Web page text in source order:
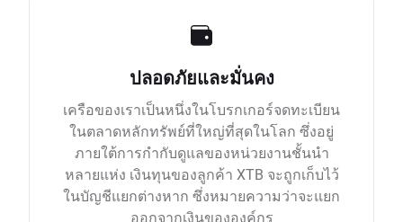
ปลอดภัยและมั่นคง
เครือของเราเป็นหนึ่งในโบรกเกอร์จดทะเบียน
ในตลาดหลักทรัพย์ที่ใหญ่ที่สุดในโลก ซึ่งอยู่
ภายใต้การกำกับดูแลของหน่วยงานชั้นนำ
หลายแห่ง เงินทุนของลูกค้า XTB จะถูกเก็บไว้
ในบัญชีแยกต่างหาก ซึ่งหมายความว่าจะแยก
ออกจากเงินขององค์กร